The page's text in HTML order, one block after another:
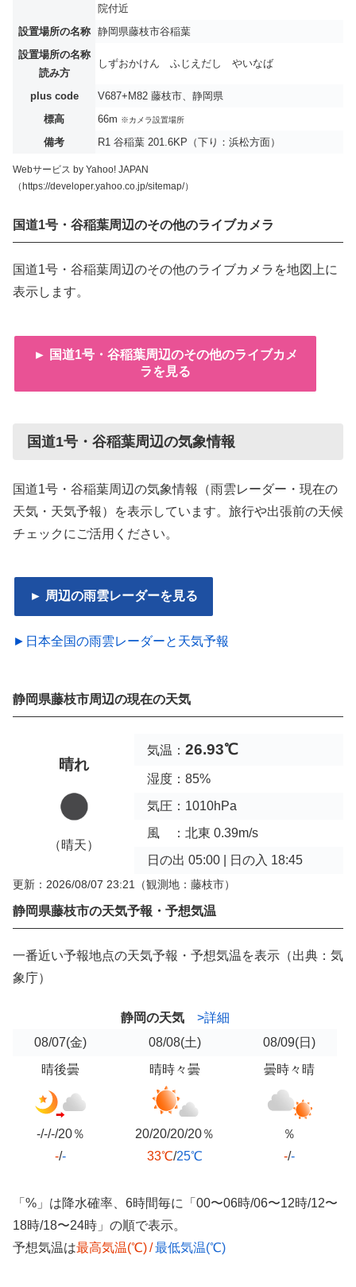
院付近
設置場所の名称
静岡県藤枝市谷稲葉
設置場所の名称
読み方
しずおかけん ふじえだし やいなば
plus code
V687+M82 藤枝市、静岡県
標高
66m ※カメラ設置場所
備考 R1 谷稲葉 201.6KP（下り：浜松方面）
Webサービス by Yahoo! JAPAN
（https://developer.yahoo.co.jp/sitemap/）
国道1号・谷稲葉周辺のその他のライブカメラ
国道1号・谷稲葉周辺のその他のライブカメラを地図上に
表示します。
► 国道1号・谷稲葉周辺のその他のライブカメ
ラを見る
国道1号・谷稲葉周辺の気象情報
国道1号・谷稲葉周辺の気象情報（雨雲レーダー・現在の
天気・天気予報）を表示しています。旅行や出張前の天候
チェックにご活用ください。
► 周辺の雨雲レーダーを見る
►日本全国の雨雲レーダーと天気予報
静岡県藤枝市周辺の現在の天気
晴れ
（晴天）
気温： 26.93℃
湿度：85%
気圧：1010hPa
風 ：北東 0.39m/s
日の出 05:00 | 日の入 18:45
更新：2026/08/07 23:21 （観測地：藤枝市）
静岡県藤枝市の天気予報・予想気温
一番近い予報地点の天気予報・予想気温を表示（出典：気
象庁）
静岡の天気
>詳細
08/07(金) 08/08(土) 08/09(日)
晴後曇
-/-/-/20％
-/-
晴時々曇
20/20/20/20％
33℃/25℃
曇時々晴
％
-/-
「%」は降水確率、6時間毎に「00〜06時/06〜12時/12〜
18時/18〜24時」の順で表示。
予想気温は最高気温(℃)/最低気温(℃)